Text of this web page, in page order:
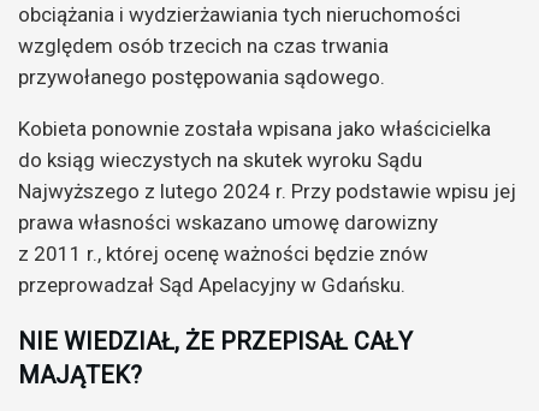
obciążania i wydzierżawiania tych nieruchomości
względem osób trzecich na czas trwania
przywołanego postępowania sądowego.
Kobieta ponownie została wpisana jako właścicielka
do ksiąg wieczystych na skutek wyroku Sądu
Najwyższego z lutego 2024 r. Przy podstawie wpisu jej
prawa własności wskazano umowę darowizny
z 2011 r., której ocenę ważności będzie znów
przeprowadzał Sąd Apelacyjny w Gdańsku.
NIE WIEDZIAŁ, ŻE PRZEPISAŁ CAŁY
MAJĄTEK?